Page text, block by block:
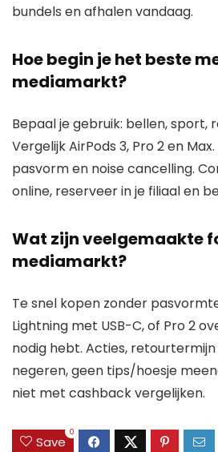
bundels en afhalen vandaag.
Hoe begin je het beste
mediamarkt?
Bepaal je gebruik: bellen, sport,
Vergelijk AirPods 3, Pro 2 en
pasvorm en noise cancelling.
online, reserveer in je filiaal en
Wat zijn veelgemaakte
mediamarkt?
Te snel kopen zonder
Lightning met USB-C, of Pro 2
nodig hebt. Acties,
negeren, geen tips/hoesje
niet met cashback vergelijken.
Save
0